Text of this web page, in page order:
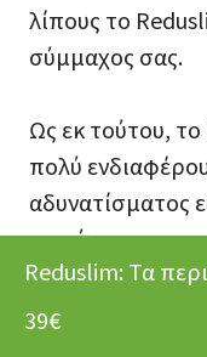
λίπους το
σύμμαχος σας.
Ως εκ τούτου, το
πολύ
αδυνατίσματος
επιτύχετε
βοήθεια των
Reduslim: Τα
39€